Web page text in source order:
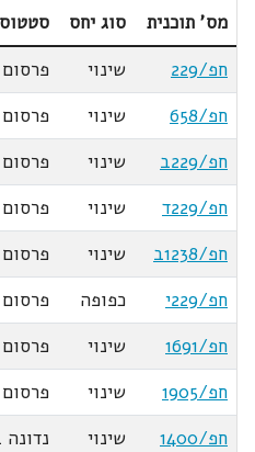
מס' תוכנית סוג יחס
סטטוס
חפ/229
שינוי
פרסום
חפ/658
שינוי
פרסום
חפ/229ב
שינוי
פרסום
חפ/229ד
שינוי
פרסום
חפ/1238ב
שינוי
פרסום
חפ/229י
כפופה
פרסום
חפ/1691
שינוי
פרסום
חפ/1905
שינוי
פרסום
חפ/1400
שינוי נדונה